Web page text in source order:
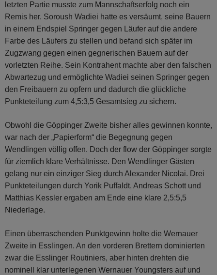
letzten Partie musste zum Mannschaftserfolg noch ein
Remis her. Soroush Wadiei hatte es versäumt, seine Bauern
in einem Endspiel Springer gegen Läufer auf die andere
Farbe des Läufers zu stellen und befand sich später im
Zugzwang gegen einen gegnerischen Bauern auf der
vorletzten Reihe. Sein Kontrahent machte aber den falschen
Abwartezug und ermöglichte Wadiei seinen Springer gegen
den Freibauern zu opfern und dadurch die glückliche
Punkteteilung zum 4,5:3,5 Gesamtsieg zu sichern.
Obwohl die Göppinger Zweite bisher alles gewinnen konnte,
war nach der „Papierform“ die Begegnung gegen
Wendlingen völlig offen. Doch der flow der Göppinger sorgte
für ziemlich klare Verhältnisse. Den Wendlinger Gästen
gelang nur ein einziger Sieg durch Alexander Nicolai. Drei
Punkteteilungen durch Yorik Puffaldt, Andreas Schott und
Matthias Kessler ergaben am Ende eine klare 2,5:5,5
Niederlage.
Einen überraschenden Punktgewinn holte die Wernauer
Zweite in Esslingen. An den vorderen Brettern dominierten
zwar die Esslinger Routiniers, aber hinten drehten die
nominell klar unterlegenen Wernauer Youngsters auf und